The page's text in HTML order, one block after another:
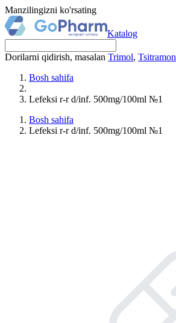
Manzilingizni ko'rsating
Katalog
Dorilarni qidirish, masalan Trimol, Tsitramon
Bosh sahifa
Lefeksi r-r d/inf. 500mg/100ml №1
Bosh sahifa
Lefeksi r-r d/inf. 500mg/100ml №1